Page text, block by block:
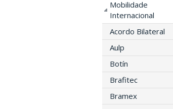
Mobilidade
Internacional
Acordo Bilateral
Aulp
Botín
Brafitec
Bramex